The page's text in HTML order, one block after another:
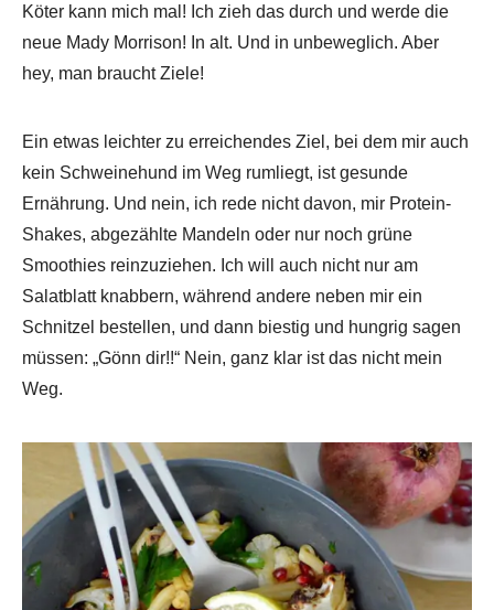
Köter kann mich mal! Ich zieh das durch und werde die
neue Mady Morrison! In alt. Und in unbeweglich. Aber
hey, man braucht Ziele!
Ein etwas leichter zu erreichendes Ziel, bei dem mir auch
kein Schweinehund im Weg rumliegt, ist gesunde
Ernährung. Und nein, ich rede nicht davon, mir Protein-
Shakes, abgezählte Mandeln oder nur noch grüne
Smoothies reinzuziehen. Ich will auch nicht nur am
Salatblatt knabbern, während andere neben mir ein
Schnitzel bestellen, und dann biestig und hungrig sagen
müssen: „Gönn dir!!“ Nein, ganz klar ist das nicht mein
Weg.